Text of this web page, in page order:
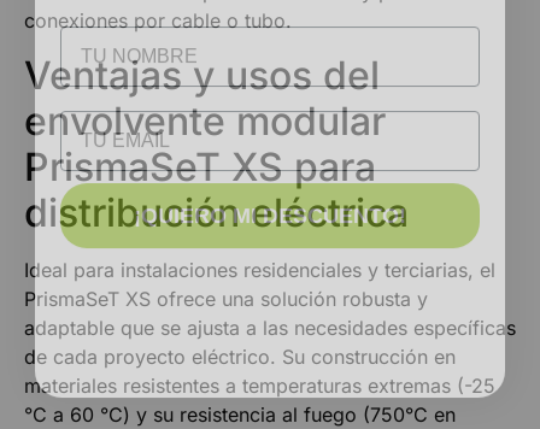
conexiones por cable o tubo.
Ventajas y usos del
envolvente modular
PrismaSeT XS para
distribución eléctrica
Ideal para instalaciones residenciales y terciarias, el
PrismaSeT XS ofrece una solución robusta y
adaptable que se ajusta a las necesidades específicas
de cada proyecto eléctrico. Su construcción en
materiales resistentes a temperaturas extremas (-25
°C a 60 °C) y su resistencia al fuego (750°C en
NOMBRE
Email
¡QUIERO MI DESCUENTO!